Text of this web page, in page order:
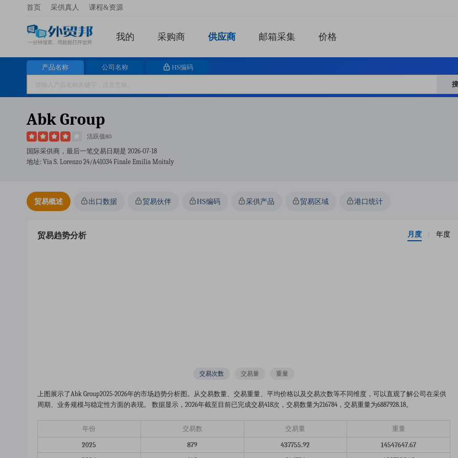
首页 采供真人 课程&资源
我的 采购商 供应商 邮箱采集 价格
产品名称 公司名称 HS编码
Abk Group
活跃值80
国际采供商，最后一笔交易日期是 2026-07-18
地址: Via S. Lorenzo 24/a41034 Finale Emilia Moitaly
贸易概述 出口数据 贸易伙伴 HS编码 采供产品 贸易区域 港口统计
贸易趋势分析 月度 年度
交易次数 交易量 重量
上图展示了abk Group2025-2026年的市场趋势分析图。从交易数量、交易重量、平均价格以及交易次数等不同维度，可以直观了解公司在采供
周期、业务规模与稳定性方面的表现。 数据显示，2026年截至目前已完成交易418次，交易数量为216784，交易重量为6887928.18。
年份 交易数 交易量 重量
2025 879 437755.92
14547647.67